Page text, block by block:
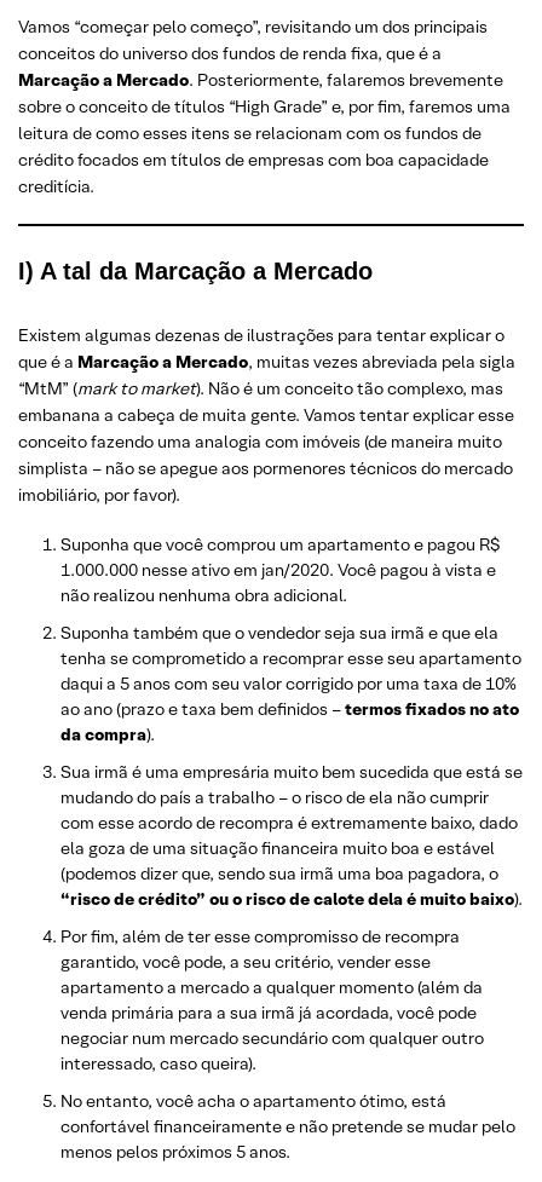
Vamos “começar pelo começo”, revisitando um dos principais
conceitos do universo dos fundos de renda fixa, que é a
Marcação a Mercado. Posteriormente, falaremos brevemente
sobre o conceito de títulos “High Grade” e, por fim, faremos uma
leitura de como esses itens se relacionam com os fundos de
crédito focados em títulos de empresas com boa capacidade
creditícia.
I) A tal da Marcação a Mercado
Existem algumas dezenas de ilustrações para tentar explicar o
que é a Marcação a Mercado, muitas vezes abreviada pela sigla
“MtM” (mark to market). Não é um conceito tão complexo, mas
embanana a cabeça de muita gente. Vamos tentar explicar esse
conceito fazendo uma analogia com imóveis (de maneira muito
simplista – não se apegue aos pormenores técnicos do mercado
imobiliário, por favor).
Suponha que você comprou um apartamento e pagou R$
1.000.000 nesse ativo em jan/2020. Você pagou à vista e
não realizou nenhuma obra adicional.
Suponha também que o vendedor seja sua irmã e que ela
tenha se comprometido a recomprar esse seu apartamento
daqui a 5 anos com seu valor corrigido por uma taxa de 10%
ao ano (prazo e taxa bem definidos –termos fixados no ato
da compra).
Sua irmã é uma empresária muito bem sucedida que está se
mudando do país a trabalho – o risco de ela não cumprir
com esse acordo de recompra é extremamente baixo, dado
ela goza de uma situação financeira muito boa e estável
(podemos dizer que, sendo sua irmã uma boa pagadora, o
“risco de crédito” ou o risco de calote dela é muito baixo).
Por fim, além de ter esse compromisso de recompra
garantido, você pode, a seu critério, vender esse
apartamento a mercado a qualquer momento (além da
venda primária para a sua irmã já acordada, você pode
negociar num mercado secundário com qualquer outro
interessado, caso queira).
No entanto, você acha o apartamento ótimo, está
confortável financeiramente e não pretende se mudar pelo
menos pelos próximos 5 anos.